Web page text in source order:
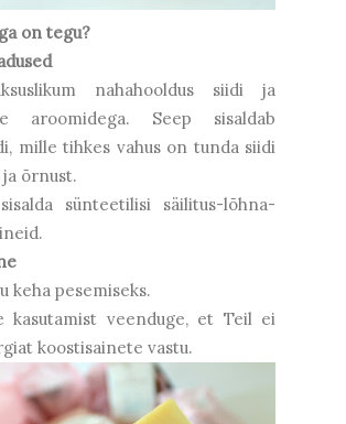
on tegu?
nahahooldus siidi ja
aroomidega. Seep sisaldab
mille tihkes vahus on tunda siidi
õrnust.
sünteetilisi säilitus-lõhna-
keha pesemiseks.
kasutamist veenduge, et Teil ei
koostisainete vastu.